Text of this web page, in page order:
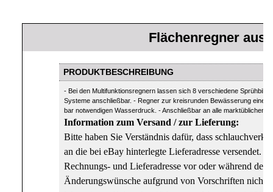
Flächenregner aus
PRODUKTBESCHREIBUNG
- Bei den Multifunktionsregnern lassen sich 8 verschiedene
Systeme anschließbar. - Regner zur kreisrunden Bewässerung einer
bar notwendigen Wasserdruck. - Anschließbar an alle marktüblichen
Information zum Versand / zur Lieferung:
Bitte haben Sie Verständnis dafür, dass
an die bei eBay hinterlegte Lieferadresse versendet.
Rechnungs- und Lieferadresse vor oder während
Änderungswünsche aufgrund von Vorschriften nicht